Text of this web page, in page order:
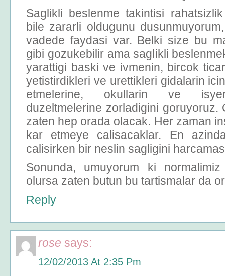
Saglikli beslenme takintisi
bile zararli oldugunu
vadede faydasi var. Belki size bu
gibi gozukebilir ama saglikli
yarattigi baski ve ivmenin, bircok
yetistirdikleri ve urettikleri gidalarin
etmelerine, okullarin ve
duzeltmelerine zorladigini goruyoruz.
zaten hep orada olacak. Her zaman
kar etmeye calisacaklar. En
calisirken bir neslin sagligini
Sonunda, umuyorum ki
olursa zaten butun bu tartismalar da
Reply
rose says:
12/02/2013 At 2:35 Pm